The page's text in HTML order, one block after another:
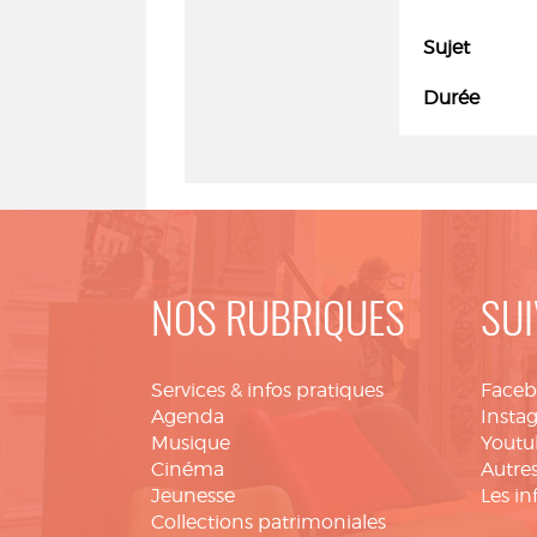
Sujet
Durée
NOS RUBRIQUES
Services & infos pratiques
Agenda
Musique
Cinéma
Jeunesse
Collections patrimoniales
Les